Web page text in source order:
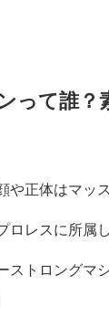
って誰？
正体はマッ
レスに所属
トロングマ